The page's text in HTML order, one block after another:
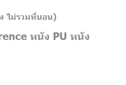
ไม่รวมที่นอน)
หนัง PU หนัง